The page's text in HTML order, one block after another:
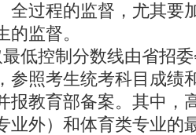
全过程的监督，尤其要
监督。
低控制分数线由省招
参照考生统考科目成绩
报教育部备案。其中，
业外）和体育类专业的